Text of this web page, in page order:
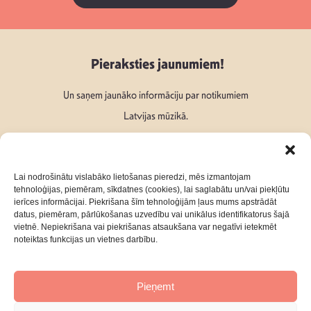
Lai nodrošinātu vislabāko lietošanas pieredzi, mēs izmantojam
tehnoloģijas, piemēram, sīkdatnes (cookies), lai saglabātu un/vai piekļūtu
ierīces informācijai. Piekrišana šīm tehnoloģijām ļaus mums apstrādāt
datus, piemēram, pārlūkošanas uzvedību vai unikālus identifikatorus šajā
vietnē. Nepiekrišana vai piekrišanas atsaukšana var negatīvi ietekmēt
noteiktas funkcijas un vietnes darbību.
Pieņemt
Pieraksties jaunumiem!
Un saņem jaunāko informāciju par notikumiem
Latvijas mūzikā.
Seko mums:
Par mumsKontakti